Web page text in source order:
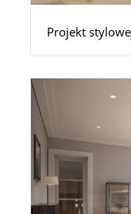
Projekt